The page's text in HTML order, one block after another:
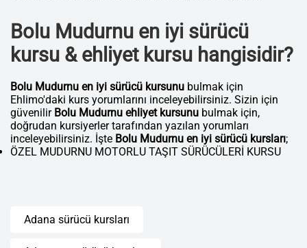
Bolu Mudurnu en iyi sürücü
kursu & ehliyet kursu hangisidir?
Bolu Mudurnu en iyi sürücü kursunu bulmak için
Ehlimo'daki kurs yorumlarını inceleyebilirsiniz. Sizin için
güvenilir Bolu Mudurnu ehliyet kursunu bulmak için,
doğrudan kursiyerler tarafından yazılan yorumları
inceleyebilirsiniz. İşte Bolu Mudurnu en iyi sürücü kursları;
ÖZEL MUDURNU MOTORLU TAŞIT SÜRÜCÜLERİ KURSU
Adana sürücü kursları